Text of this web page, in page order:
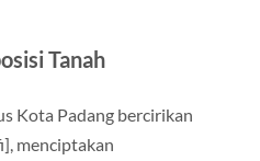
Tanah
Kota Padang bercirikan
menciptakan